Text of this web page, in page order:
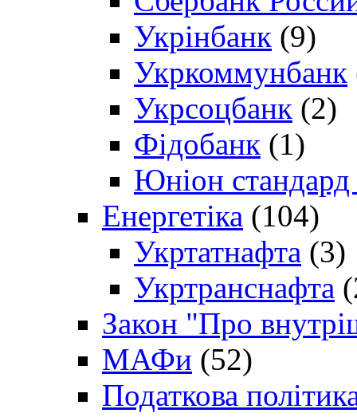
Укрінбанк (9)
Укркоммунбанк
Укрсоцбанк (2)
Фідобанк (1)
Юніон стандард
Енергетіка (104)
Укртатнафта (3)
Укртранснафта
Закон "Про
МАФи (52)
Податкова